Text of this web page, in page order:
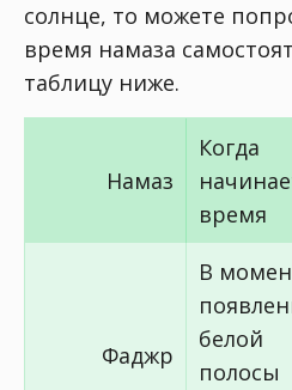
солнце, то можете
время намаза
таблицу ниже.
Намаз
Когда
время
Фаджр
В
белой
полосы